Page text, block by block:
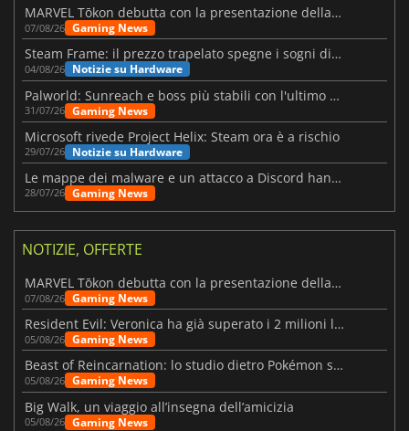
MARVEL Tōkon debutta con la presentazione della roadmap per il primo anno
07/08/26 Gaming News
Steam Frame: il prezzo trapelato spegne i sogni di un VR economico
04/08/26 Notizie su Hardware
Palworld: Sunreach e boss più stabili con l'ultimo update
31/07/26 Gaming News
Microsoft rivede Project Helix: Steam ora è a rischio
29/07/26 Notizie su Hardware
Le mappe dei malware e un attacco a Discord hanno colpito Meccha Chameleon
28/07/26 Gaming News
NOTIZIE, OFFERTE
MARVEL Tōkon debutta con la presentazione della roadmap per il primo anno
07/08/26 Gaming News
Resident Evil: Veronica ha già superato i 2 milioni liste dei desideri
05/08/26 Gaming News
Beast of Reincarnation: lo studio dietro Pokémon su una nuova strada
05/08/26 Gaming News
Big Walk, un viaggio all’insegna dell’amicizia
05/08/26 Gaming News